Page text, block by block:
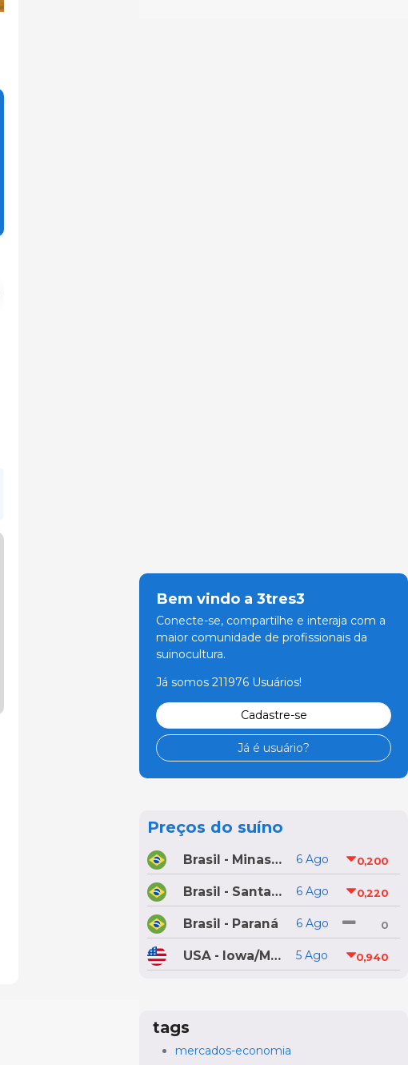
Bem vindo a 3tres3
Conecte-se, compartilhe e interaja com a
maior comunidade de profissionais da
suinocultura.
Já somos 211976 Usuários!
Cadastre-se
Já é usuário?
Preços do suíno
Brasil - Minas Gerais 6 Ago 0,200
Brasil - Santa Catarina 6 Ago 0,220
Brasil - Paraná 6 Ago 0
USA - Iowa/Minnesota 5 Ago 0,940
tags
mercados-economia